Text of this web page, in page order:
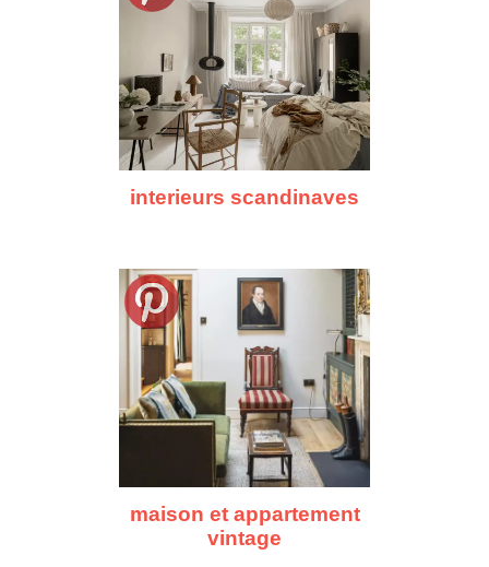
interieurs scandinaves
maison et appartement
vintage